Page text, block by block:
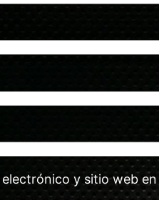
y sitio web